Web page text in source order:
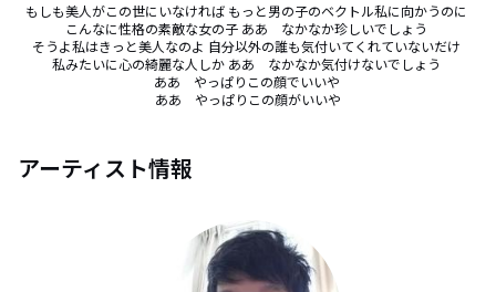
もしも美人がこの世にいなければ もっと男の子のベクトル私に向かうのに
こんなに性格の素敵な女の子 ああ　なかなか珍しいでしょう
そうよ私はきっと美人なのよ 自分以外の誰も気付いてくれていないだけ
私みたいに心の綺麗な人しか ああ　なかなか気付けないでしょう
ああ　やっぱりこの顔でいいや
ああ　やっぱりこの顔がいいや
アーティスト情報